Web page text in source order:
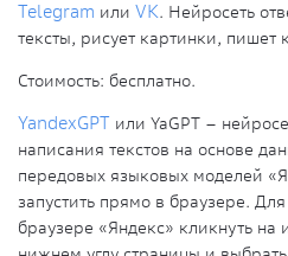
Telegram или VK. Нейросеть
тексты, рисует картинки, пишет
Стоимость: бесплатно.
YandexGPT или YaGPT –
написания текстов на основе
передовых языковых моделей
запустить прямо в браузере. Для
браузере «Яндекс» кликнуть